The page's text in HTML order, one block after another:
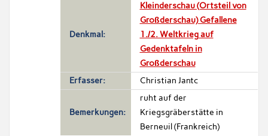
Denkmal:
Kleinderschau (Ortsteil von
Großderschau) Gefallene
1./2. Weltkrieg auf
Gedenktafeln in
Großderschau
Erfasser:
Christian Jantc
Bemerkungen:
ruht auf der
Kriegsgräberstätte in
Berneuil (Frankreich)